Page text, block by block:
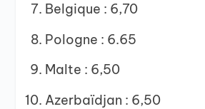
Belgique : 6,70
Pologne : 6.65
Malte : 6,50
Azerbaïdjan : 6,50